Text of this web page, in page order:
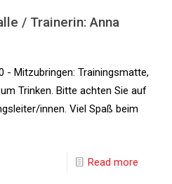
/ Trainerin: Anna
- Mitzubringen: Trainingsmatte,
Trinken. Bitte achten Sie auf
innen. Viel Spaß beim
Read more